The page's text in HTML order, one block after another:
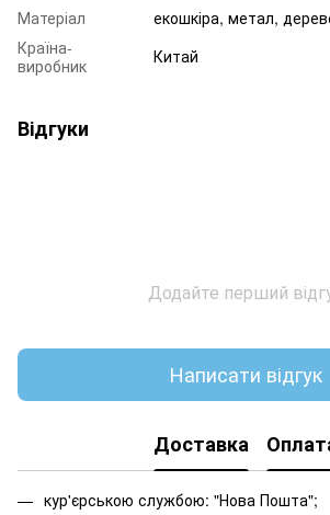
Матеріал
екошкіра, метал,
Країна-
виробник
Китай
Відгуки
Додайте перший
Написати відгук
Доставка
кур'єрською службою: "Нова Пошта";